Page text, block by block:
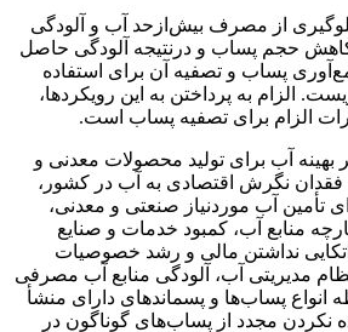
از مصرف بیش‌ازحد آب و آلودگی
کاهش حجم پساب و درنتیجه آلودگی حاصل
پساب و تصفیه آن برای استفاده
الزام به پرداختن به این رویکردها،
الزام برای تصفیه پساب است.
بهینه آب برای تولید محصولات معدنی و
فقدان نگرش اقتصادی به آب در کشور،
تأمین آب موردنیاز صنعتی و معدنی،
منابع آب، کمبود خدمات و صنایع
نداشتن مالی و رشد خصوصیات
مدیریتی آب، آلودگی منابع آب مصرفی
پساب‌ها و پسماندهای دارای منشأ
نکردن مجدد از پساب‌های گوناگون در